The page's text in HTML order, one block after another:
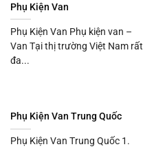
Phụ Kiện Van
Phụ Kiện Van Phụ kiện van –
Van Tại thị trường Việt Nam rất
đa...
Phụ Kiện Van Trung Quốc
Phụ Kiện Van Trung Quốc 1.